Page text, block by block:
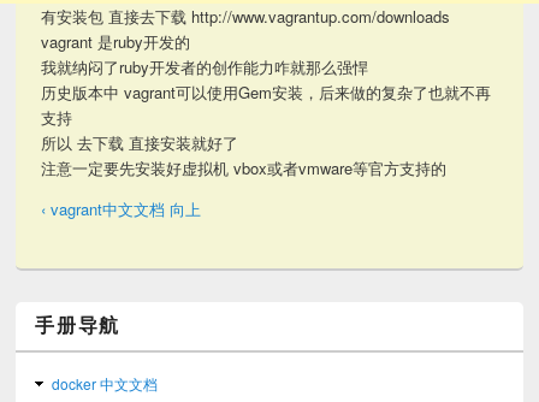
有安装包 直接去下载 http://www.vagrantup.com/downloads
vagrant 是ruby开发的
我就纳闷了ruby开发者的创作能力咋就那么强悍
历史版本中 vagrant可以使用Gem安装，后来做的复杂了也就不再
支持
所以 去下载 直接安装就好了
注意一定要先安装好虚拟机 vbox或者vmware等官方支持的
‹ vagrant中文文档 向上
手册导航
docker 中文文档